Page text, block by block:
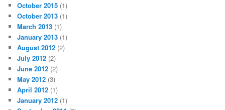
October 2015 (1)
October 2013 (1)
March 2013 (1)
January 2013 (1)
August 2012 (2)
July 2012 (2)
June 2012 (2)
May 2012 (3)
April 2012 (1)
January 2012 (1)